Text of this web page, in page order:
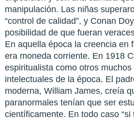
manipulación. Las niñas
“control de calidad”, y Conan
posibilidad de que fueran
En aquella época la creencia en
era moneda corriente. En 1918
espiritualista como otros
intelectuales de la época. El
moderna, William James, creía
paranormales tenían que ser
científicamente. En todo caso